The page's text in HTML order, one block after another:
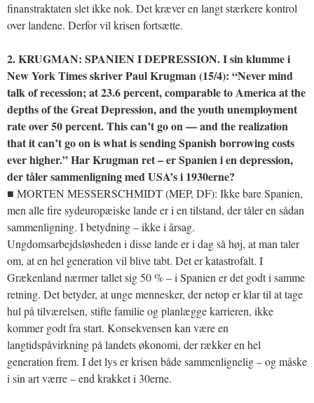
finanstraktaten slet ikke nok. Det kræver en langt stærkere kontrol
over landene. Derfor vil krisen fortsætte.
2. KRUGMAN: SPANIEN I DEPRESSION. I sin klumme i
New York Times skriver Paul Krugman (15/4): “Never mind
talk of recession; at 23.6 percent, comparable to America at the
depths of the Great Depression, and the youth unemployment
rate over 50 percent. This can’t go on — and the realization
that it can’t go on is what is sending Spanish borrowing costs
ever higher.” Har Krugman ret – er Spanien i en depression,
der tåler sammenligning med USA’s i 1930erne?
■ MORTEN MESSERSCHMIDT (MEP, DF): Ikke bare Spanien,
men alle fire sydeuropæiske lande er i en tilstand, der tåler en sådan
sammenligning. I betydning – ikke i årsag.
Ungdomsarbejdsløsheden i disse lande er i dag så høj, at man taler
om, at en hel generation vil blive tabt. Det er katastrofalt. I
Grækenland nærmer tallet sig 50 % – i Spanien er det godt i samme
retning. Det betyder, at unge mennesker, der netop er klar til at tage
hul på tilværelsen, stifte familie og planlægge karrieren, ikke
kommer godt fra start. Konsekvensen kan være en
langtidspåvirkning på landets økonomi, der rækker en hel
generation frem. I det lys er krisen både sammenlignelig – og måske
i sin art værre – end krakket i 30erne.